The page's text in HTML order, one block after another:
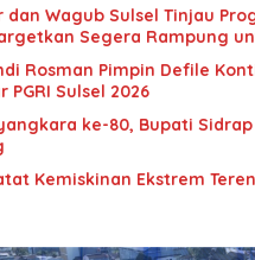
di
Segera Rampung
Rosman Pimpin Defile
PGRI Sulsel 2026
ke-80, Bupati
Kemiskinan Ekstrem